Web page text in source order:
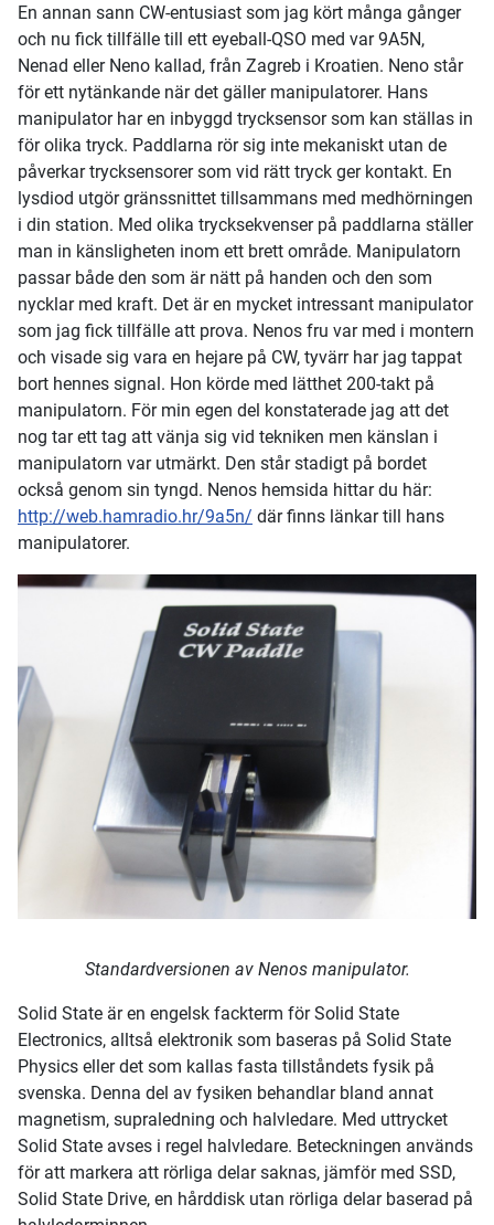
En annan sann CW-entusiast som jag kört många gånger
och nu fick tillfälle till ett eyeball-QSO med var 9A5N,
Nenad eller Neno kallad, från Zagreb i Kroatien. Neno står
för ett nytänkande när det gäller manipulatorer. Hans
manipulator har en inbyggd trycksensor som kan ställas in
för olika tryck. Paddlarna rör sig inte mekaniskt utan de
påverkar trycksensorer som vid rätt tryck ger kontakt. En
lysdiod utgör gränssnittet tillsammans med medhörningen
i din station. Med olika trycksekvenser på paddlarna ställer
man in känsligheten inom ett brett område. Manipulatorn
passar både den som är nätt på handen och den som
nycklar med kraft. Det är en mycket intressant manipulator
som jag fick tillfälle att prova. Nenos fru var med i montern
och visade sig vara en hejare på CW, tyvärr har jag tappat
bort hennes signal. Hon körde med lätthet 200-takt på
manipulatorn. För min egen del konstaterade jag att det
nog tar ett tag att vänja sig vid tekniken men känslan i
manipulatorn var utmärkt. Den står stadigt på bordet
också genom sin tyngd. Nenos hemsida hittar du här:
http://web.hamradio.hr/9a5n/ där finns länkar till hans
manipulatorer.
Standardversionen av Nenos manipulator.
Solid State är en engelsk fackterm för Solid State
Electronics, alltså elektronik som baseras på Solid State
Physics eller det som kallas fasta tillståndets fysik på
svenska. Denna del av fysiken behandlar bland annat
magnetism, supraledning och halvledare. Med uttrycket
Solid State avses i regel halvledare. Beteckningen används
för att markera att rörliga delar saknas, jämför med SSD,
Solid State Drive, en hårddisk utan rörliga delar baserad på